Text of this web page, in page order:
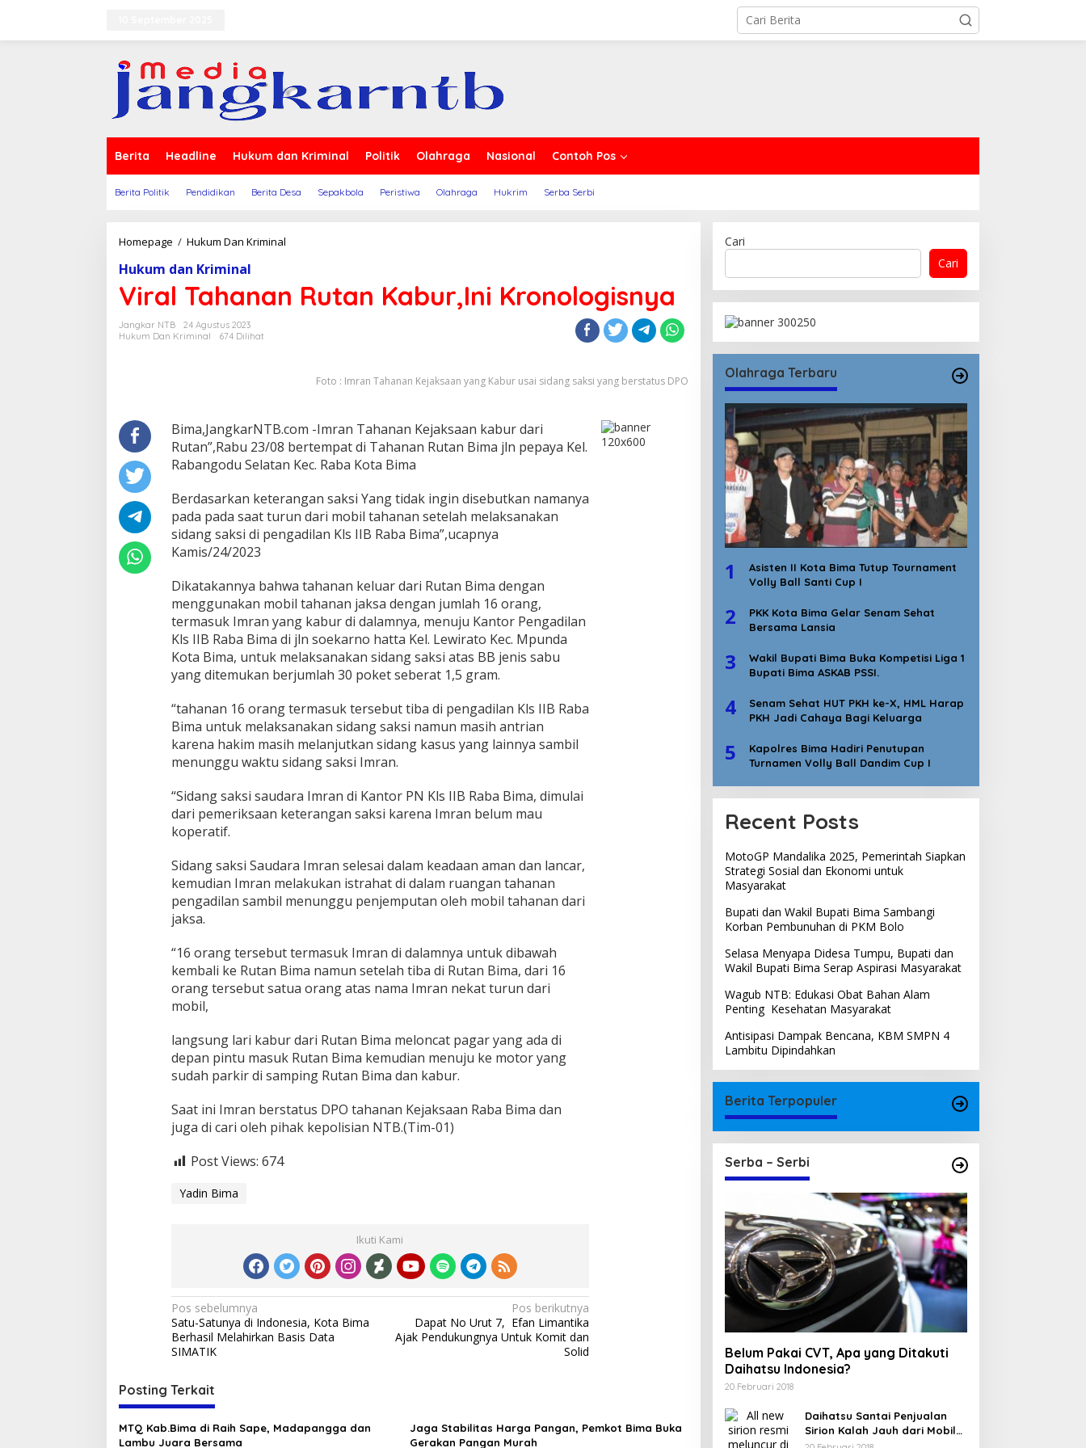
Berita Headline Hukum dan Kriminal Politik Olahraga Nasional Contoh Pos
Berita Politik Pendidikan Berita Desa Sepakbola Peristiwa Olahraga Hukrim Serba Serbi
Homepage / Hukum Dan Kriminal
Kabur,Ini
Kronologisnya
Hukum dan Kriminal
Viral Tahanan Rutan Kabur,Ini Kronologisnya
Jangkar NTB
24 Agustus 2023
Hukum Dan Kriminal
674 Dilihat
Foto : Imran Tahanan Kejaksaan yang Kabur usai sidang saksi yang berstatus DPO
Bima,JangkarNTB.com -Imran Tahanan Kejaksaan kabur dari
Rutan”,Rabu 23/08 bertempat di Tahanan Rutan Bima jln pepaya Kel.
Rabangodu Selatan Kec. Raba Kota Bima
Berdasarkan keterangan saksi Yang tidak ingin disebutkan namanya
pada pada saat turun dari mobil tahanan setelah melaksanakan
sidang saksi di pengadilan Kls IIB Raba Bima”,ucapnya
Kamis/24/2023
Dikatakannya bahwa tahanan keluar dari Rutan Bima dengan
menggunakan mobil tahanan jaksa dengan jumlah 16 orang,
termasuk Imran yang kabur di dalamnya, menuju Kantor Pengadilan
Kls IIB Raba Bima di jln soekarno hatta Kel. Lewirato Kec. Mpunda
Kota Bima, untuk melaksanakan sidang saksi atas BB jenis sabu
yang ditemukan berjumlah 30 poket seberat 1,5 gram.
“tahanan 16 orang termasuk tersebut tiba di pengadilan Kls IIB Raba
Bima untuk melaksanakan sidang saksi namun masih antrian
karena hakim masih melanjutkan sidang kasus yang lainnya sambil
menunggu waktu sidang saksi Imran.
“Sidang saksi saudara Imran di Kantor PN Kls IIB Raba Bima, dimulai
dari pemeriksaan keterangan saksi karena Imran belum mau
koperatif.
Sidang saksi Saudara Imran selesai dalam keadaan aman dan lancar,
kemudian Imran melakukan istrahat di dalam ruangan tahanan
pengadilan sambil menunggu penjemputan oleh mobil tahanan dari
jaksa.
“16 orang tersebut termasuk Imran di dalamnya untuk dibawah
kembali ke Rutan Bima namun setelah tiba di Rutan Bima, dari 16
orang tersebut satua orang atas nama Imran nekat turun dari
mobil,
langsung lari kabur dari Rutan Bima meloncat pagar yang ada di
depan pintu masuk Rutan Bima kemudian menuju ke motor yang
sudah parkir di samping Rutan Bima dan kabur.
Saat ini Imran berstatus DPO tahanan Kejaksaan Raba Bima dan
juga di cari oleh pihak kepolisian NTB.(Tim-01)
Post Views: 674
Yadin Bima
Ikuti Kami
Navigasi
pos
Pos sebelumnya
Satu-Satunya di Indonesia, Kota Bima
Berhasil Melahirkan Basis Data
SIMATIK
Pos berikutnya
Dapat No Urut 7, Efan Limantika
Ajak Pendukungnya Untuk Komit dan
Solid
Posting Terkait
MTQ Kab.Bima di Raih Sape, Madapangga dan
Lambu Juara Bersama
Jaga Stabilitas Harga Pangan, Pemkot Bima Buka
Gerakan Pangan Murah
Cari
Cari
Olahraga Terbaru
1
Asisten II Kota Bima Tutup Tournament
Volly Ball Santi Cup I
2
PKK Kota Bima Gelar Senam Sehat
Bersama Lansia
3
Wakil Bupati Bima Buka Kompetisi Liga 1
Bupati Bima ASKAB PSSI.
4
Senam Sehat HUT PKH ke-X, HML Harap
PKH Jadi Cahaya Bagi Keluarga
5
Kapolres Bima Hadiri Penutupan
Turnamen Volly Ball Dandim Cup I
Recent Posts
MotoGP Mandalika 2025, Pemerintah Siapkan
Strategi Sosial dan Ekonomi untuk
Masyarakat
Bupati dan Wakil Bupati Bima Sambangi
Korban Pembunuhan di PKM Bolo
Selasa Menyapa Didesa Tumpu, Bupati dan
Wakil Bupati Bima Serap Aspirasi Masyarakat
Wagub NTB: Edukasi Obat Bahan Alam
Penting Kesehatan Masyarakat
Antisipasi Dampak Bencana, KBM SMPN 4
Lambitu Dipindahkan
Berita Terpopuler
Serba – Serbi
Belum Pakai CVT, Apa yang Ditakuti
Daihatsu Indonesia?
20 Februari 2018
Daihatsu Santai Penjualan
Sirion Kalah Jauh dari Mobil
LCGC